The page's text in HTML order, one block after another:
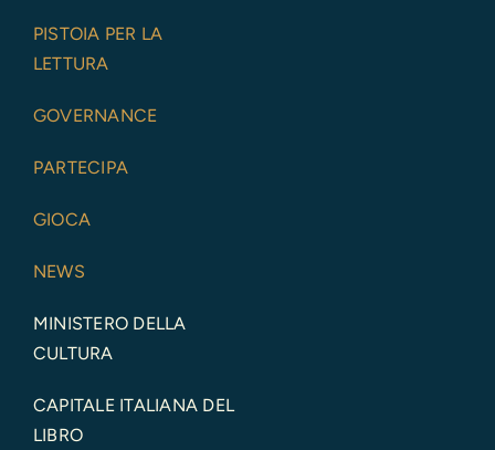
PISTOIA PER LA
LETTURA
GOVERNANCE
PARTECIPA
GIOCA
NEWS
MINISTERO DELLA
CULTURA
CAPITALE ITALIANA DEL
LIBRO